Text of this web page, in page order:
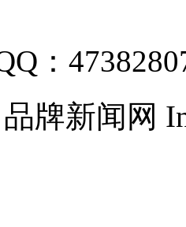
：
牌新闻网